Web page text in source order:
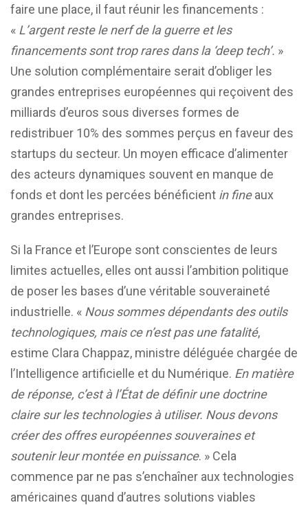
faire une place, il faut réunir les financements :
« L’argent reste le nerf de la guerre et les
financements sont trop rares dans la ‘deep tech’. »
Une solution complémentaire serait d’obliger les
grandes entreprises européennes qui reçoivent des
milliards d’euros sous diverses formes de
redistribuer 10% des sommes perçus en faveur des
startups du secteur. Un moyen efficace d’alimenter
des acteurs dynamiques souvent en manque de
fonds et dont les percées bénéficient in fineaux
grandes entreprises.
Si la France et l’Europe sont conscientes de leurs
limites actuelles, elles ont aussi l’ambition politique
de poser les bases d’une véritable souveraineté
industrielle. « Nous sommes dépendants des outils
technologiques, mais ce n’est pas une fatalité,
estime Clara Chappaz, ministre déléguée chargée de
l’Intelligence artificielle et du Numérique. En matière
de réponse, c’est à l’État de définir une doctrine
claire sur les technologies à utiliser. Nous devons
créer des offres européennes souveraines et
soutenir leur montée en puissance. » Cela
commence par ne pas s’enchaîner aux technologies
américaines quand d’autres solutions viables